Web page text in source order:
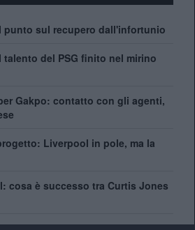
sul recupero dall'infortunio
talento del PSG finito nel mirino
Gakpo: contatto con gli agenti,
Liverpool in pole, ma la
cosa è successo tra Curtis Jones